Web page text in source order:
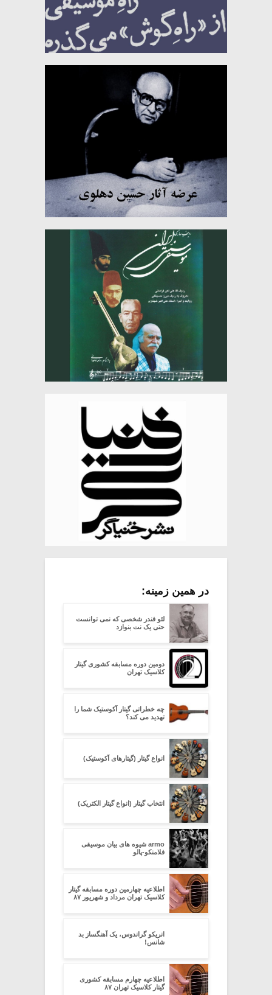
در همین زمینه:
لئو فندر شخصی که نمی توانست
حتی یک نت بنوازد
دومین دوره مسابقه کشوری گیتار
کلاسیک تهران
چه خطراتی گیتار آکوستیک شما را
تهدید می کند؟
انواع گیتار (گیتارهای آکوستیک)
انتخاب گیتار (انواع گیتار الکتریک)
armo شیوه های بیان موسیقی
فلامنکو-پالو
اطلاعیه چهارمین دوره مسابقه گیتار
کلاسیک تهران مرداد و شهریور ۸۷
انریکو گراندوس، یک آهنگساز بد
شانس!
اطلاعیه چهارم مسابقه کشوری
گیتار کلاسیک تهران ۸۷